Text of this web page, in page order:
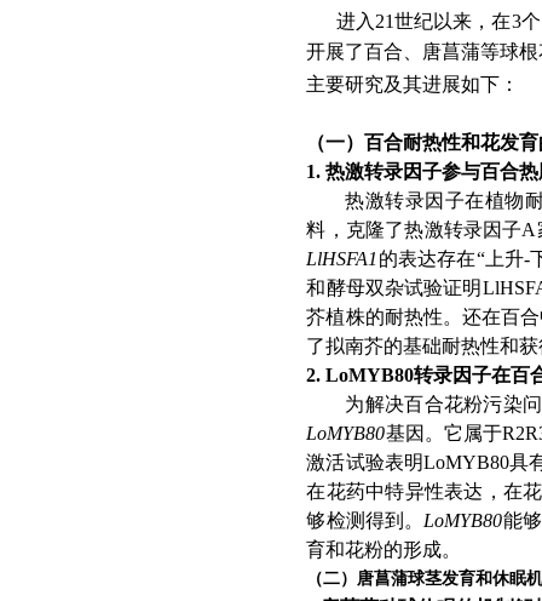
进入 21世纪以来，在3
开展了百合、唐菖蒲等球
主要研究及其进展如下：
（一）百合耐热性和花发
1. 热激转录因子参与百合
热激转录因子在植物
料，克隆了热激转录因子A
LlHSFA1 的表达存在“上升-
和酵母双杂试验证明
芥植株的耐热性。还在百
了拟南芥的基础耐热性和
2. LoMYB80转录因子在百
为解决百合花粉污染
LoMYB80基因。它属于
激活试验表明LoMYB80具
在花药中特异性表达，在花
够检测得到。 LoMYB80能
育和花粉的形成。
（二）唐菖蒲球茎发育和休眠